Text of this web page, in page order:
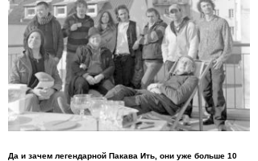
Да и зачем легендарной Пакава Ить, они уже больше 10